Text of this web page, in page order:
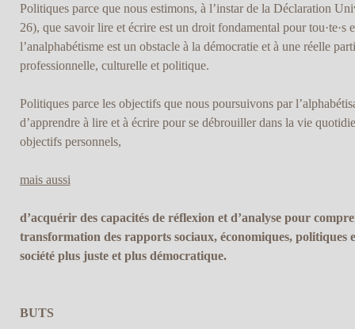
Politiques parce que nous estimons, à l’instar de la Déclaration
26), que savoir lire et écrire est un droit fondamental pour tou·te·s
l’analphabétisme est un obstacle à la démocratie et à une réelle
professionnelle, culturelle et politique.
Politiques parce les objectifs que nous poursuivons par
d’apprendre à lire et à écrire pour se débrouiller dans la vie
objectifs personnels,
mais aussi
d’acquérir des capacités de réflexion et d’analyse pour
transformation des rapports sociaux, économiques, politiques
société plus juste et plus démocratique.
BUTS